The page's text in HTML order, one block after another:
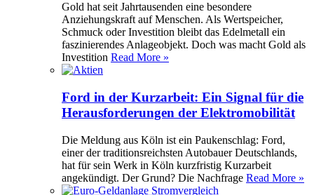
Gold hat seit Jahrtausenden eine besondere
Anziehungskraft auf Menschen. Als Wertspeicher,
Schmuck oder Investition bleibt das Edelmetall ein
faszinierendes Anlageobjekt. Doch was macht Gold als
Investition Read More »
Ford in der Kurzarbeit: Ein Signal für die
Herausforderungen der Elektromobilität
Die Meldung aus Köln ist ein Paukenschlag: Ford,
einer der traditionsreichsten Autobauer Deutschlands,
hat für sein Werk in Köln kurzfristig Kurzarbeit
angekündigt. Der Grund? Die Nachfrage Read More »